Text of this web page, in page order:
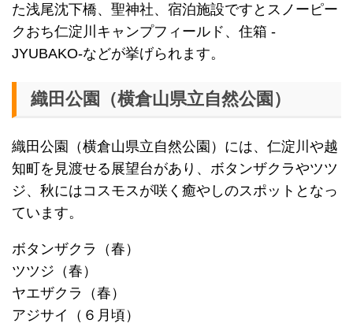
た浅尾沈下橋、聖神社、宿泊施設ですとスノーピー
クおち仁淀川キャンプフィールド、住箱 -
JYUBAKO-などが挙げられます。
織田公園（横倉山県立自然公園）
織田公園（横倉山県立自然公園）には、仁淀川や越
知町を見渡せる展望台があり、ボタンザクラやツツ
ジ、秋にはコスモスが咲く癒やしのスポットとなっ
ています。
ボタンザクラ（春）
ツツジ（春）
ヤエザクラ（春）
アジサイ（６月頃）